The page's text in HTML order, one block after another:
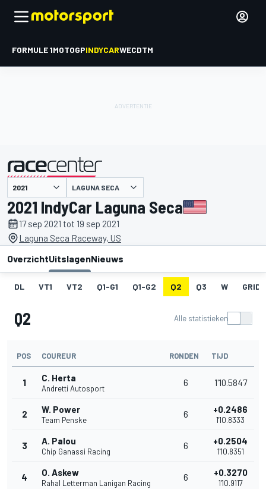
FORMULE 1MOTOGPINDYCARWECDTM
gepresenteerd door LAGUNA SECA
2021 IndyCar Laguna Seca
17 sep 2021 tot 19 sep 2021
Laguna Seca Raceway, US
OverzichtUitslagenNieuws
DL VT1 VT2 Q1-G1 Q1-G2 Q2 Q3 W GRID
Q2 Alle statistieken
POS COUREUR RONDEN TIJD
1 C. Herta
Andretti Autosport
6 1'10.5847
2 W. Power
Team Penske
6 +0.2486
1'10.8333
3 A. Palou
Chip Ganassi Racing
6 +0.2504
1'10.8351
4 O. Askew
Rahal Letterman Lanigan Racing
6 +0.3270
1'10.9117